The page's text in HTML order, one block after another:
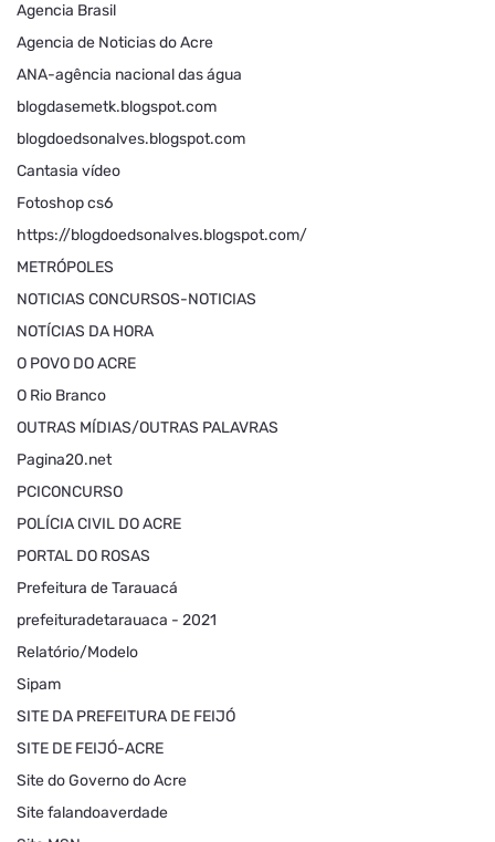
Agencia Brasil
Agencia de Noticias do Acre
ANA-agência nacional das água
blogdasemetk.blogspot.com
blogdoedsonalves.blogspot.com
Cantasia vídeo
Fotoshop cs6
https://blogdoedsonalves.blogspot.com/
METRÓPOLES
NOTICIAS CONCURSOS-NOTICIAS
NOTÍCIAS DA HORA
O POVO DO ACRE
O Rio Branco
OUTRAS MÍDIAS/OUTRAS PALAVRAS
Pagina20.net
PCICONCURSO
POLÍCIA CIVIL DO ACRE
PORTAL DO ROSAS
Prefeitura de Tarauacá
prefeituradetarauaca - 2021
Relatório/Modelo
Sipam
SITE DA PREFEITURA DE FEIJÓ
SITE DE FEIJÓ-ACRE
Site do Governo do Acre
Site falandoaverdade